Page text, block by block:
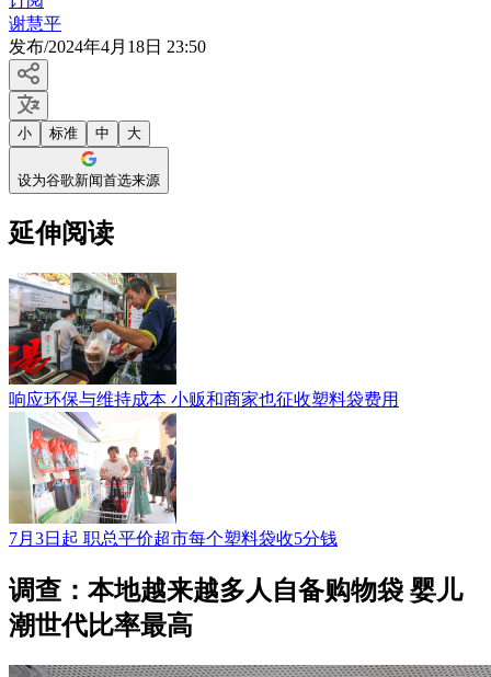
谢慧平
发布/2024年4月18日 23:50
小 标准 中 大
设为谷歌新闻首选来源
延伸阅读
响应环保与维持成本 小贩和商家也征收塑料袋费用
7月3日起 职总平价超市每个塑料袋收5分钱
调查：本地越来越多人自备购物袋 婴儿
潮世代比率最高